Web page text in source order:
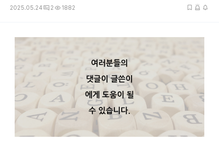
커뮤니티
유학교육
유학교육 홈
수강 신청
미국 유학 게시판
2025.05.24 2 1882